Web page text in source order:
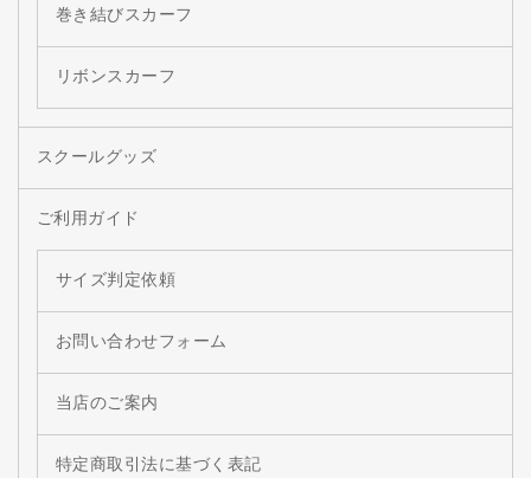
巻き結びスカーフ
リボンスカーフ
スクールグッズ
ご利用ガイド
サイズ判定依頼
お問い合わせフォーム
当店のご案内
特定商取引法に基づく表記